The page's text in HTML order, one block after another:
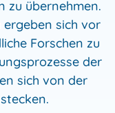
zu übernehmen.
sich vor
Forschen zu
der
sich von der